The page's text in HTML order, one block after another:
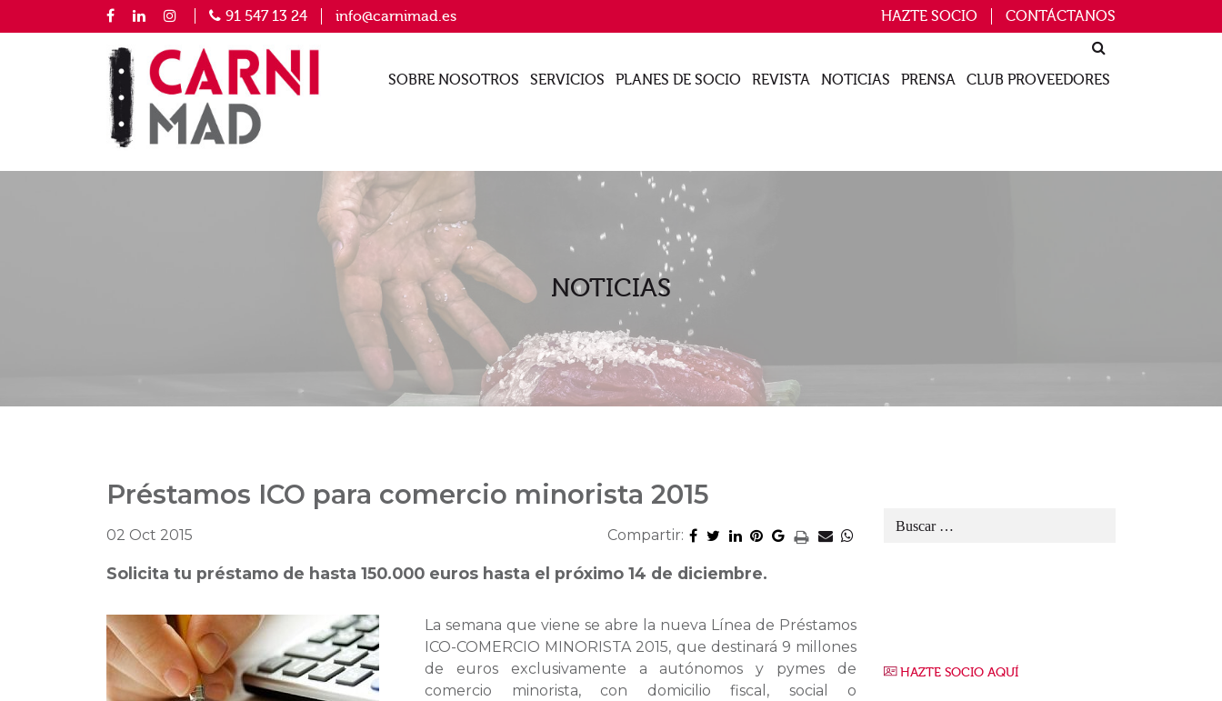
91 547 13 24 info@carnimad.es HAZTE SOCIO CONTÁCTANOS
SOBRE NOSOTROS SERVICIOS PLANES DE SOCIO REVISTA NOTICIAS PRENSA CLUB PROVEEDORES
NOTICIAS
Préstamos ICO para comercio minorista 2015
02 Oct 2015 Compartir:
Solicita tu préstamo de hasta 150.000 euros hasta el próximo 14 de diciembre.
La semana que viene se abre la nueva Línea de Préstamos
ICO-COMERCIO MINORISTA 2015, que destinará 9 millones
de euros exclusivamente a autónomos y pymes de
comercio minorista, con domicilio fiscal, social o
HAZTE SOCIO AQUÍ